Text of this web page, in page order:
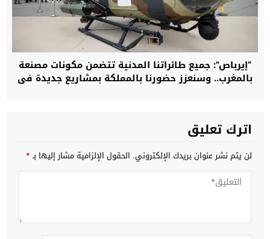
“إيرباص”: جميع طائراتنا المدنية تتضمن مكونات مصنعة
بالمغرب.. وسنعزز حضورنا بالمملكة بمشاريع جديدة في
اترك تعليق
لن يتم نشر عنوان بريدك الإلكتروني. الحقول الإلزامية مشار إليها بـ*